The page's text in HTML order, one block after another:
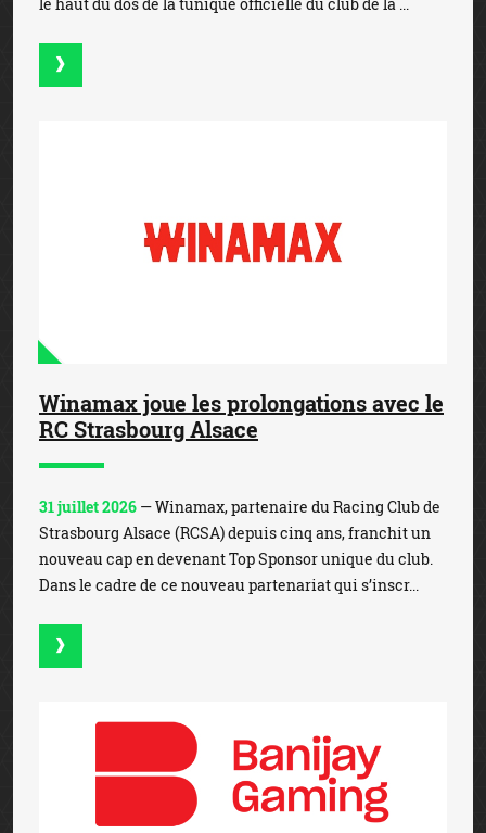
Winamax joue les prolongations avec le
RC Strasbourg Alsace
31 juillet 2026 — Winamax, partenaire du Racing Club de
Strasbourg Alsace (RCSA) depuis cinq ans, franchit un
nouveau cap en devenant Top Sponsor unique du club.
Dans le cadre de ce nouveau partenariat qui s’inscr...